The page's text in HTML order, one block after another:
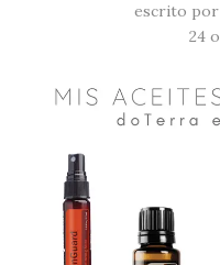
escrito por
24